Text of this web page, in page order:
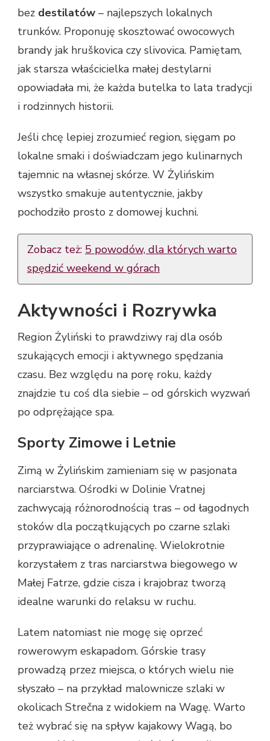
bez destilatów – najlepszych lokalnych
trunków. Proponuję skosztować owocowych
brandy jak hruškovica czy slivovica. Pamiętam,
jak starsza właścicielka małej destylarni
opowiadała mi, że każda butelka to lata tradycji
i rodzinnych historii.
Jeśli chcę lepiej zrozumieć region, sięgam po
lokalne smaki i doświadczam jego kulinarnych
tajemnic na własnej skórze. W Żylińskim
wszystko smakuje autentycznie, jakby
pochodziło prosto z domowej kuchni.
Zobacz też: 5 powodów, dla których warto
spędzić weekend w górach
Aktywności i Rozrywka
Region Żyliński to prawdziwy raj dla osób
szukających emocji i aktywnego spędzania
czasu. Bez względu na porę roku, każdy
znajdzie tu coś dla siebie – od górskich wyzwań
po odprężające spa.
Sporty Zimowe i Letnie
Zimą w Żylińskim zamieniam się w pasjonata
narciarstwa. Ośrodki w Dolinie Vratnej
zachwycają różnorodnością tras – od łagodnych
stoków dla początkujących po czarne szlaki
przyprawiające o adrenalinę. Wielokrotnie
korzystałem z tras narciarstwa biegowego w
Małej Fatrze, gdzie cisza i krajobraz tworzą
idealne warunki do relaksu w ruchu.
Latem natomiast nie mogę się oprzeć
rowerowym eskapadom. Górskie trasy
prowadzą przez miejsca, o których wielu nie
słyszało – na przykład malownicze szlaki w
okolicach Strečna z widokiem na Wagę. Warto
też wybrać się na spływ kajakowy Wagą, bo